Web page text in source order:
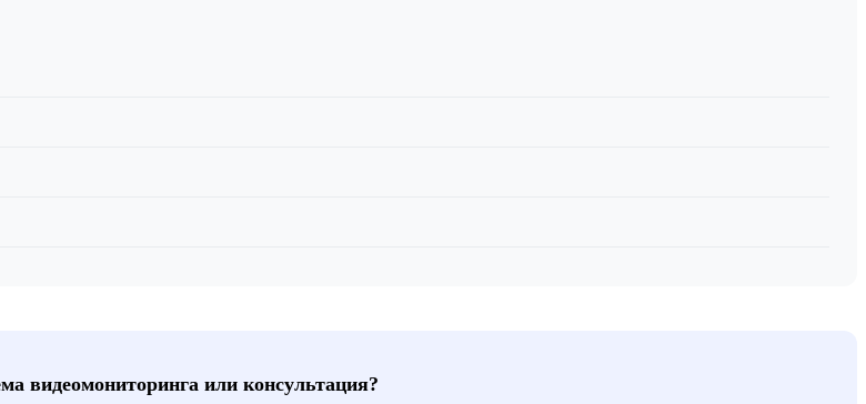
видеомониторинга или консультация?